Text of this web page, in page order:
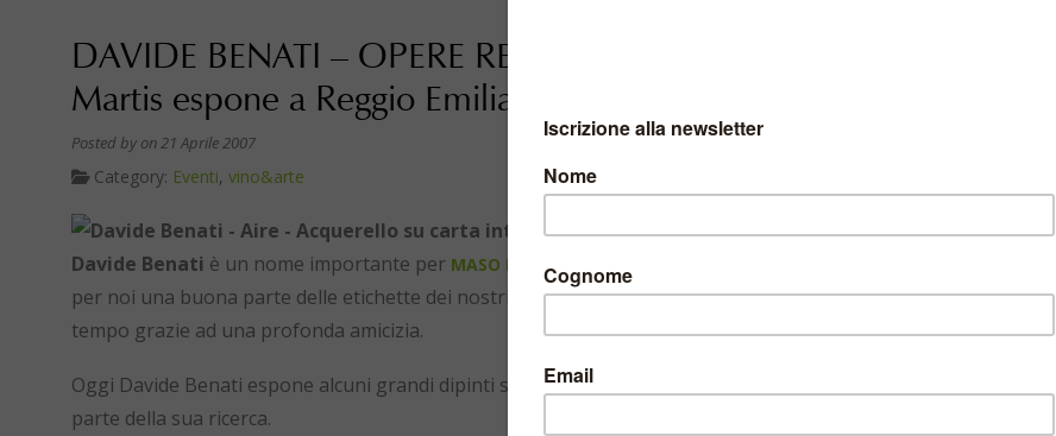
DAVIDE BENATI – OPERE RECENTI L’artista delle etichette Maso
Martis espone a Reggio Emilia
Posted by on 21 Aprile 2007
Category: Eventi, vino&arte
Davide Benati è un nome importante per MASO MARTIS
per noi una buona parte delle etichette dei nostri vini. Si tratta di un connubio arte-vino che si è consolidato nel
tempo grazie ad una profonda amicizia.
Oggi Davide Benati espone alcuni grandi dipinti su tela ed opere su carta che proseguono e sviluppano l’ultima
parte della sua ricerca.